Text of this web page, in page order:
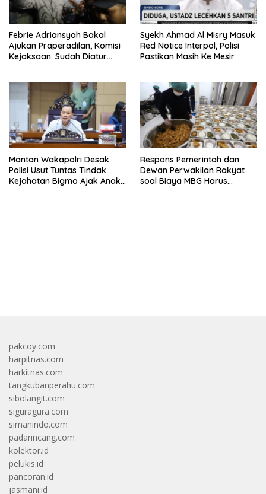
Febrie Adriansyah Bakal
Ajukan Praperadilan, Komisi
Kejaksaan: Sudah Diatur
Syekh Ahmad Al Misry Masuk
Red Notice Interpol, Polisi
Pastikan Masih Ke Mesir
Mantan Wakapolri Desak
Polisi Usut Tuntas Tindak
Kejahatan Bigmo Ajak Anak
Respons Pemerintah dan
Dewan Perwakilan Rakyat
soal Biaya MBG Harus
pakcoy.com
harpitnas.com
harkitnas.com
tangkubanperahu.com
sibolangit.com
siguragura.com
simanindo.com
padarincang.com
kolektor.id
pelukis.id
pancoran.id
jasmani.id